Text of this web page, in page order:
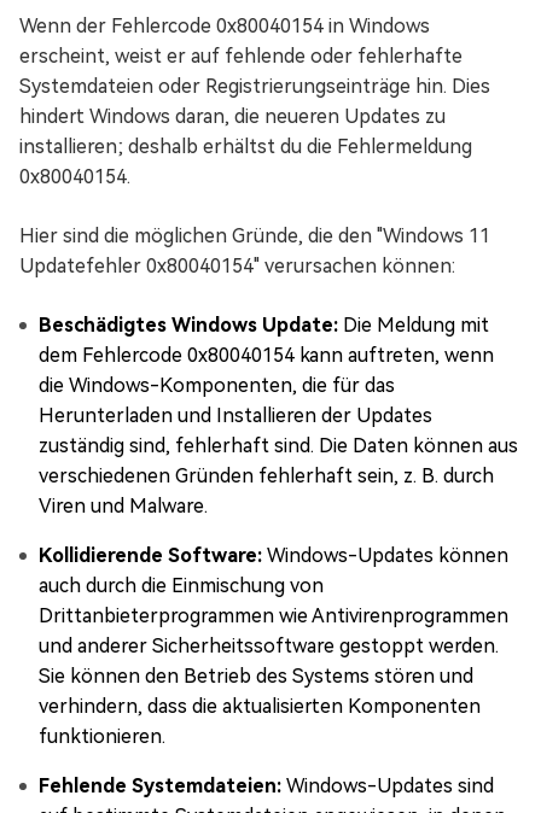
Wenn der Fehlercode 0x80040154 in Windows
erscheint, weist er auf fehlende oder fehlerhafte
Systemdateien oder Registrierungseinträge hin. Dies
hindert Windows daran, die neueren Updates zu
installieren; deshalb erhältst du die Fehlermeldung
0x80040154.
Hier sind die möglichen Gründe, die den "Windows 11
Updatefehler 0x80040154" verursachen können:
Beschädigtes Windows Update: Die Meldung mit
dem Fehlercode 0x80040154 kann auftreten, wenn
die Windows-Komponenten, die für das
Herunterladen und Installieren der Updates
zuständig sind, fehlerhaft sind. Die Daten können aus
verschiedenen Gründen fehlerhaft sein, z. B. durch
Viren und Malware.
Kollidierende Software: Windows-Updates können
auch durch die Einmischung von
Drittanbieterprogrammen wie Antivirenprogrammen
und anderer Sicherheitssoftware gestoppt werden.
Sie können den Betrieb des Systems stören und
verhindern, dass die aktualisierten Komponenten
funktionieren.
Fehlende Systemdateien: Windows-Updates sind